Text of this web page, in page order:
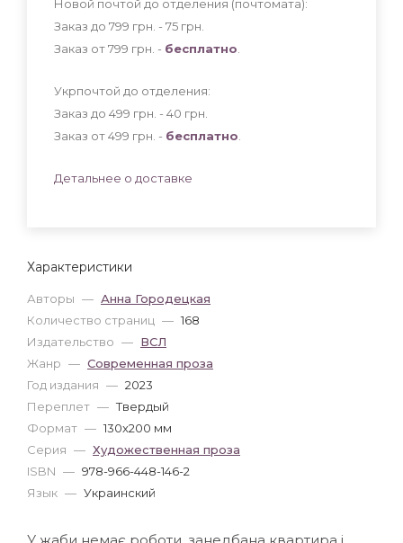
Характеристики
Авторы — Анна Городецкая
Количество страниц — 168
Издательство — ВСЛ
Жанр — Современная проза
Год издания — 2023
Переплет — Твердый
Формат — 130x200 мм
Серия — Художественная проза
ISBN — 978-966-448-146-2
Язык — Украинский
Новой почтой до отделения (почтомата):
Заказ до 799 грн. - 75 грн
Заказ от 799 грн. - бесплатно
Укрпочтой до отделения:
Заказ до 499 грн. - 40 грн
Заказ от 499 грн. - бесплатно
Детальнее о доставке
У жаби немає роботи, занедбана квартира і